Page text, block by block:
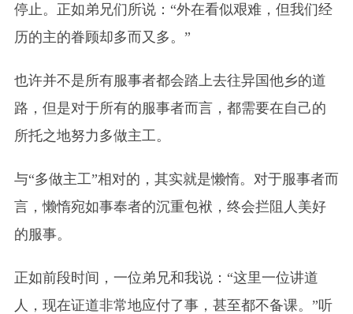
停止。正如弟兄们所说：“外在看似艰难，但我们经
历的主的眷顾却多而又多。”
也许并不是所有服事者都会踏上去往异国他乡的道
路，但是对于所有的服事者而言，都需要在自己的
所托之地努力多做主工。
与“多做主工”相对的，其实就是懒惰。对于服事者而
言，懒惰宛如事奉者的沉重包袱，终会拦阻人美好
的服事。
正如前段时间，一位弟兄和我说：“这里一位讲道
人，现在证道非常地应付了事，甚至都不备课。”听